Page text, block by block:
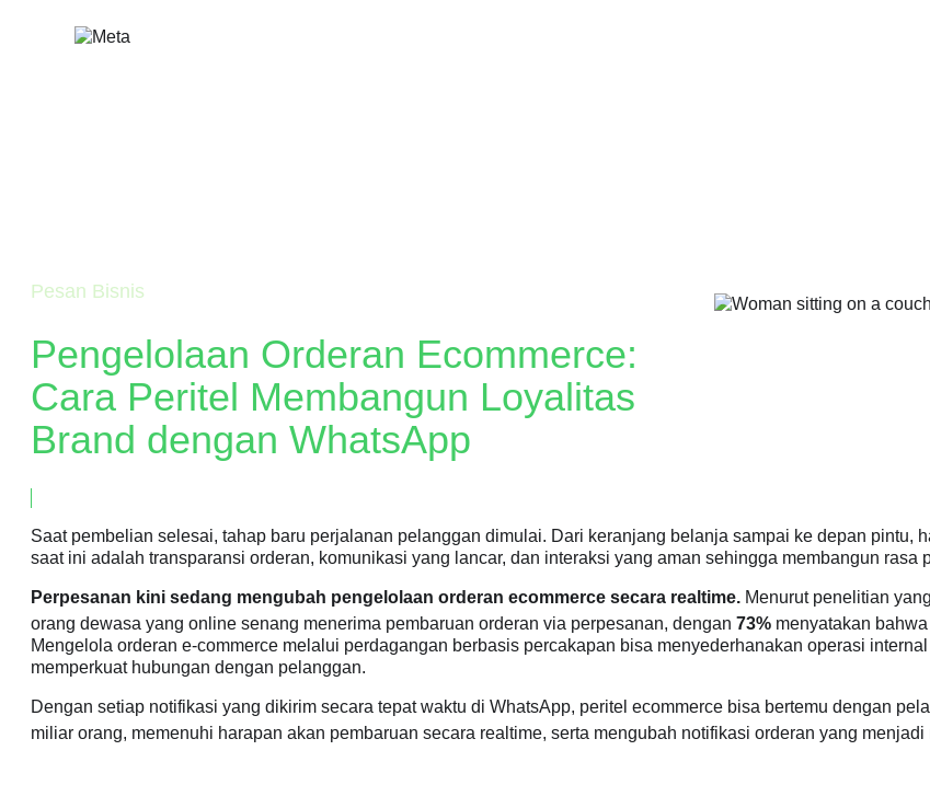
Pesan Bisnis
Pengelolaan Orderan Ecommerce:
Cara Peritel Membangun Loyalitas
Brand dengan WhatsApp
Saat pembelian selesai, tahap baru perjalanan pelanggan dimulai. Dari keranjang belanja sampai ke depan pintu,
saat ini adalah transparansi orderan, komunikasi yang lancar, dan interaksi yang aman sehingga membangun rasa
Perpesanan kini sedang mengubah pengelolaan orderan ecommerce secara realtime. Menurut penelitian
orang dewasa yang online senang menerima pembaruan orderan via perpesanan, dengan 73% menyatakan
Mengelola orderan e-commerce melalui perdagangan berbasis percakapan bisa menyederhanakan operasi
memperkuat hubungan dengan pelanggan.
Dengan setiap notifikasi yang dikirim secara tepat waktu di WhatsApp, peritel ecommerce bisa bertemu dengan
miliar orang, memenuhi harapan akan pembaruan secara realtime, serta mengubah notifikasi orderan yang